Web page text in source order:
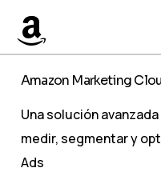
Amazon Marketing
Una solución
medir, segmentar y
Ads